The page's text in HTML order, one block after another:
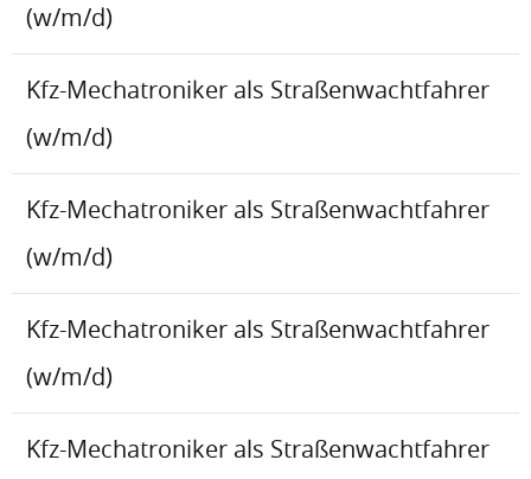
(w/m/d)
Kfz-Mechatroniker als Straßenwachtfahrer
(w/m/d)
Kfz-Mechatroniker als Straßenwachtfahrer
(w/m/d)
Kfz-Mechatroniker als Straßenwachtfahrer
(w/m/d)
Kfz-Mechatroniker als Straßenwachtfahrer